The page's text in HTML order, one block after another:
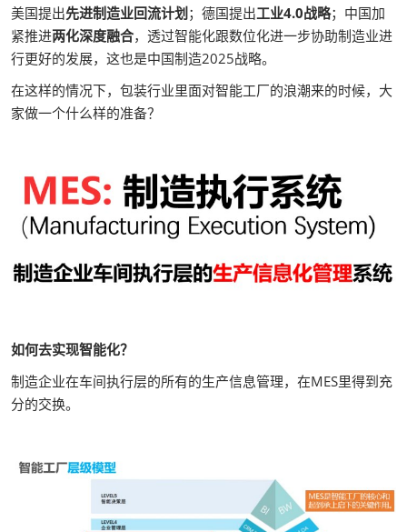
美国提出先进制造业回流计划；德国提出工业4.0战略；中国加
紧推进两化深度融合，透过智能化跟数位化进一步协助制造业进
行更好的发展，这也是中国制造2025战略。
在这样的情况下，包装行业里面对智能工厂的浪潮来的时候，大
家做一个什么样的准备？
如何去实现智能化？
制造企业在车间执行层的所有的生产信息管理，在MES里得到充
分的交换。